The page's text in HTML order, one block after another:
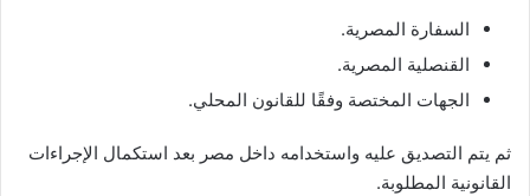
السفارة المصرية.
القنصلية المصرية.
الجهات المختصة وفقًا للقانون المحلي.
ثم يتم التصديق عليه واستخدامه داخل مصر بعد استكمال الإجراءات
القانونية المطلوبة.